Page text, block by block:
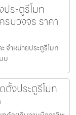
ระตูรีโมท
บวงจร ราคา
จำหน่ายประตูรีโมท
บ
ตั้งประตูรีโมท